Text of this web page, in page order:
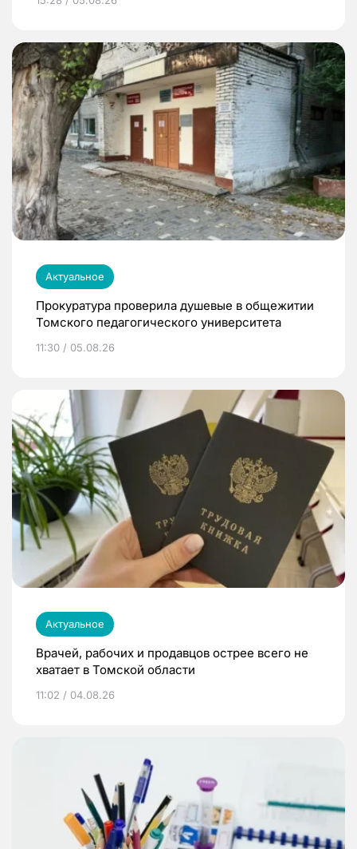
Актуальное
Прокуратура проверила душевые в общежитии
Томского педагогического университета
11:30 / 05.08.26
Актуальное
Врачей, рабочих и продавцов острее всего не
хватает в Томской области
11:02 / 04.08.26